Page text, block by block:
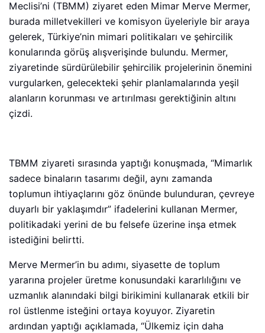
Meclisi’ni (TBMM) ziyaret eden Mimar Merve Mermer,
burada milletvekilleri ve komisyon üyeleriyle bir araya
gelerek, Türkiye’nin mimari politikaları ve şehircilik
konularında görüş alışverişinde bulundu. Mermer,
ziyaretinde sürdürülebilir şehircilik projelerinin önemini
vurgularken, gelecekteki şehir planlamalarında yeşil
alanların korunması ve artırılması gerektiğinin altını
çizdi.
TBMM ziyareti sırasında yaptığı konuşmada, “Mimarlık
sadece binaların tasarımı değil, aynı zamanda
toplumun ihtiyaçlarını göz önünde bulunduran, çevreye
duyarlı bir yaklaşımdır” ifadelerini kullanan Mermer,
politikadaki yerini de bu felsefe üzerine inşa etmek
istediğini belirtti.
Merve Mermer’in bu adımı, siyasette de toplum
yararına projeler üretme konusundaki kararlılığını ve
uzmanlık alanındaki bilgi birikimini kullanarak etkili bir
rol üstlenme isteğini ortaya koyuyor. Ziyaretin
ardından yaptığı açıklamada, “Ülkemiz için daha